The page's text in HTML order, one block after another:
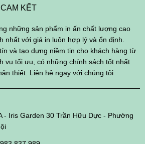
KẾT
những sản phẩm in ấn chất lượng cao
nhất với giá in luôn hợp lý và ổn định.
và tạo dựng niềm tin cho khách hàng từ
vụ tối ưu, có những chính sách tốt nhất
thiết. Liên hệ ngay với chúng tôi
- Iris Garden 30 Trần Hữu Dực - Phường